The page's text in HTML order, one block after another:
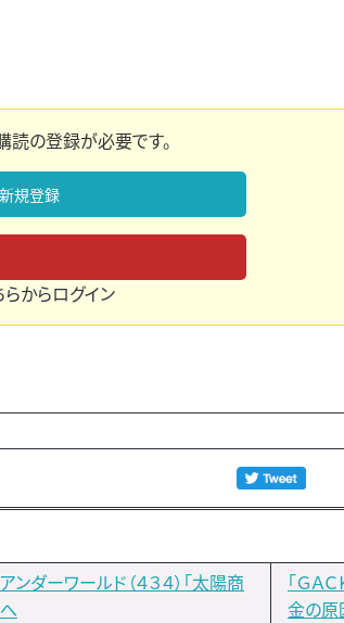
の登録が必要です。
新規登録
らからログイン
ダーワールド（４３４）「太陽商
「ＧＡ
金の原